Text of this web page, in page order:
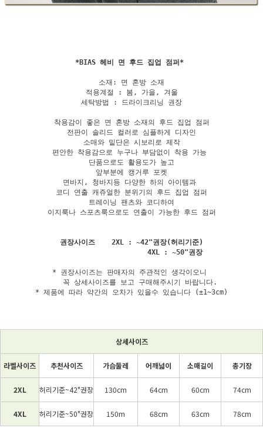
*BIAS 헤비 면 후드 집업 점퍼
소재: 면 혼방 소재
적용계절 : 봄, 가을, 겨울
세탁방법 : 드라이크리닝 권장
착용감이 좋은 면 혼방 소재의 후드 집업 점퍼
전판이 솔리드 컬러로 심플하게 디자인
소매와 밑단은 시보리로 제작
편안한 착용감으로 누구나 부담없이 착용 가능
단품으로도 활용도가 높고
앞부분에 캥거루 포켓
면바지, 청바지등 다양한 하의 아이템과
코디 연출 캐쥬얼한 분위기의 후드 집업 점퍼
트레이닝 팬츠와 코디하여
권장사이즈    2XL : ~42"권장(허리기준)
                     4XL : ~50"권장
* 권장사이즈는 판매자의 주관적인 생각이오니
* 제품에 따라 약간의 오차가 있을수 있습니다 (±1~3cm)
상세사이즈
라벨사이즈 추천사이즈 가슴둘레 어깨넓이 소매길이 총기장
2XL 허리기준~42"권장 130cm 64cm 60cm 74cm
4XL 허리기준~50"권장 150m 68cm 63cm 78cm